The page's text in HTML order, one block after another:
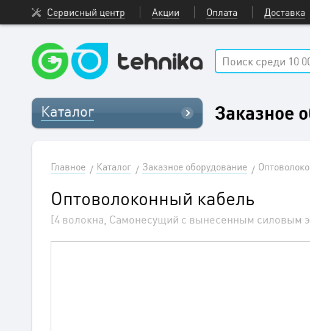
Сервисный центр Акции Оплата Доставка
Каталог Заказное
Главное Каталог Заказное оборудование
Оптоволоконный кабель
[4 волокна, Самонесущий с вынесенным силовым